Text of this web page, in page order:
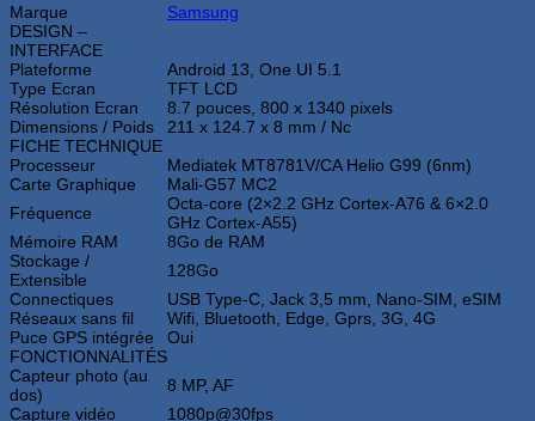
Marque
Samsung
DESIGN –
INTERFACE
Plateforme
Android 13, One UI 5.1
Type Ecran
TFT LCD
Résolution Ecran
8.7 pouces, 800 x 1340 pixels
Dimensions / Poids
211 x 124.7 x 8 mm / Nc
FICHE TECHNIQUE
Processeur
Mediatek MT8781V/CA Helio G99 (6nm)
Carte Graphique
Mali-G57 MC2
Fréquence
Octa-core (2×2.2 GHz Cortex-A76 & 6×2.0
GHz Cortex-A55)
Mémoire RAM
8Go de RAM
Stockage /
Extensible
128Go
Connectiques
USB Type-C, Jack 3,5 mm, Nano-SIM, eSIM
Réseaux sans fil
Wifi, Bluetooth, Edge, Gprs, 3G, 4G
Puce GPS intégrée
Oui
FONCTIONNALITÉS
Capteur photo (au
dos)
8 MP, AF
Capture vidéo
1080p@30fps